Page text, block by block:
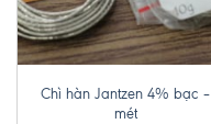
Chì hàn Jantzen 4% bạc –
mét